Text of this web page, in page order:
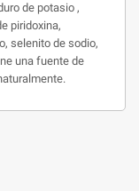
de potasio ,
piridoxina,
selenito de sodio,
una fuente de